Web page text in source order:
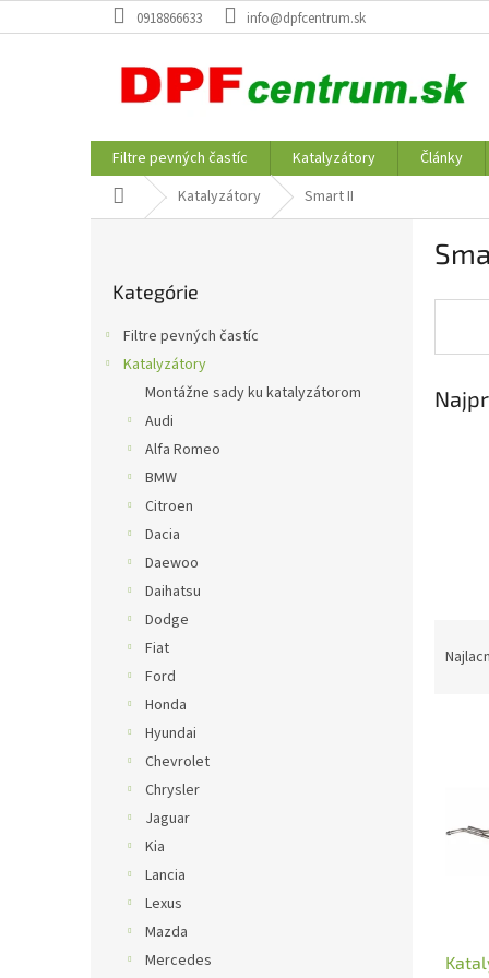
na
0918866633 info@dpfcentrum.sk
Filtre pevných častíc Katalyzátory Články
DomovKatalyzátory Smart II
kategórie
Kategórie
Filtre pevných častíc
Katalyzátory
Montážne sady ku katalyzátorom
Audi
Alfa Romeo
BMW
Citroen
Dacia
Daewoo
Daihatsu
Dodge
Fiat
Ford
Honda
Hyundai
Chevrolet
Chrysler
Jaguar
Kia
Lancia
Lexus
Mazda
Mercedes